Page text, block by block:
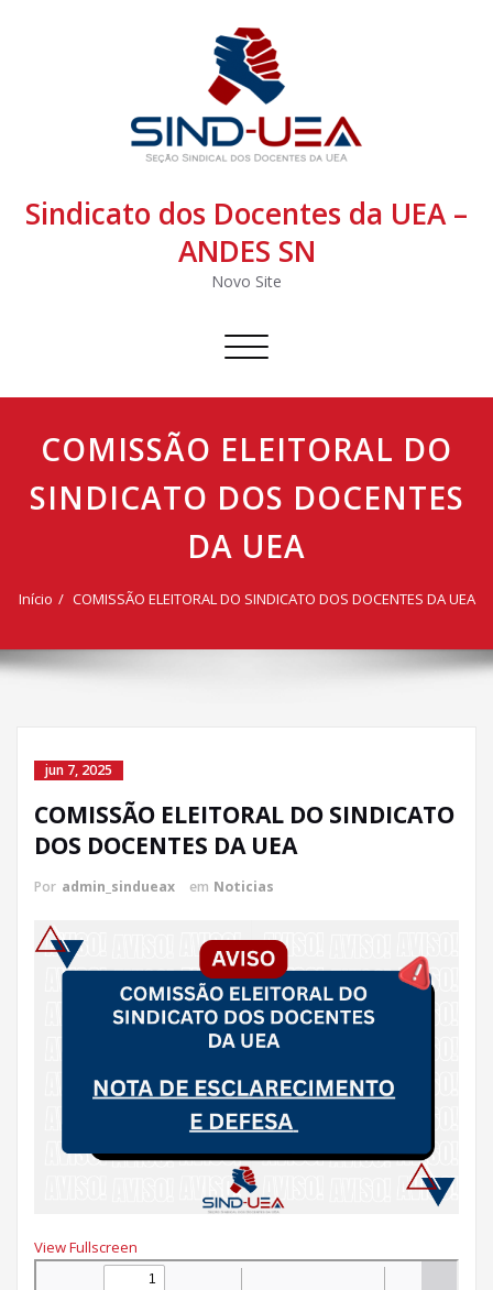
Sindicato dos Docentes da UEA –
ANDES SN
Novo Site
Alternar
COMISSÃO ELEITORAL DO
SINDICATO DOS DOCENTES
DA UEA
Início COMISSÃO ELEITORAL DO SINDICATO DOS DOCENTES DA UEA
jun 7, 2025
COMISSÃO ELEITORAL DO SINDICATO
DOS DOCENTES DA UEA
Por admin_sindueax em Noticias
View Fullscreen